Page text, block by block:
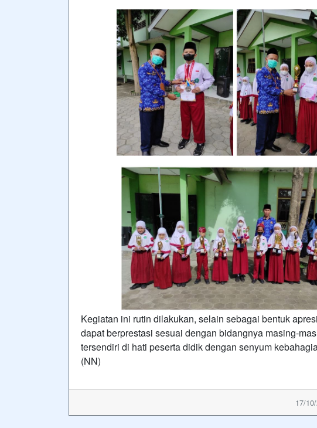
Kegiatan ini rutin dilakukan, selain sebagai bentuk
dapat berprestasi sesuai dengan bidangnya masing-
tersendiri di hati peserta didik dengan senyum
(NN)
17/